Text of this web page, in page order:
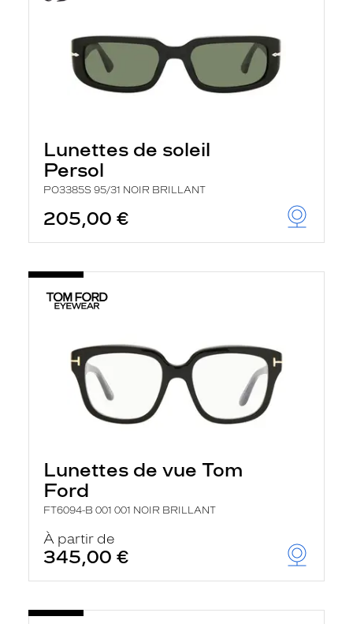
Lunettes de soleil
Persol
PO3385S 95/31 NOIR BRILLANT
205,00 €
Lunettes de vue Tom
Ford
FT6094-B 001 001 NOIR BRILLANT
À partir de
345,00 €